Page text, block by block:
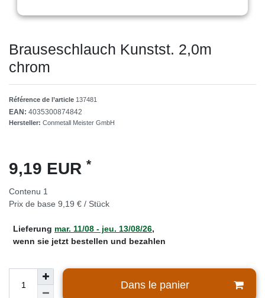
Brauseschlauch Kunstst. 2,0m
chrom
Référence de l’article 137481
EAN: 4035300874842
Hersteller: Conmetall Meister GmbH
9,19 EUR *
Contenu 1
Prix de base 9,19 € / Stück
Lieferung mar. 11/08 - jeu. 13/08/26,
wenn sie jetzt bestellen und bezahlen
Dans le panier